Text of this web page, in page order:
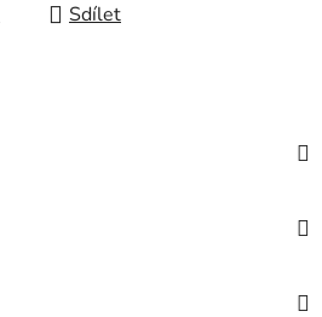
Sdílet